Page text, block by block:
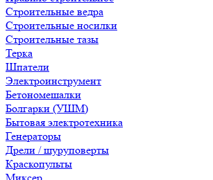
Строительные ведра
Строительные носилки
Строительные тазы
Терка
Шпатели
Электроинструмент
Бетономешалки
Болгарки (УШМ)
Бытовая электротехника
Генераторы
Дрели / шуруповерты
Краскопульты